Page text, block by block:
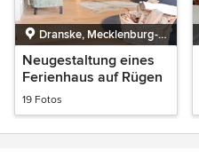
Dranske, Mecklenburg-
Vorpommern
Neugestaltung eines
Ferienhaus auf Rügen
19 Fotos